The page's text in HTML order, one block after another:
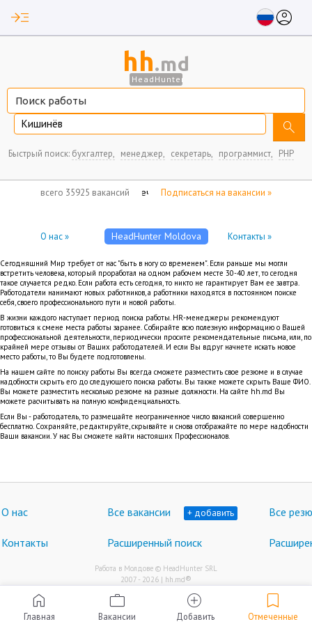
read_more account_circle
hh.md
HeadHunter
Кишинёв search
Быстрый поиск: бухгалтер, менеджер, секретарь, программист, PHP
всего 35925 вакансий Подписаться на вакансии »
нет отмеченных вакансий
О нас » Контакты »
HeadHunter Moldova
Сегодняшний Мир требует от нас "быть в ногу со временем". Если раньше мы могли
встретить человека, который проработал на одном рабочем месте 30-40 лет, то сегодня
такое случается редко. Если работа есть сегодня, то никто не гарантирует Вам ее завтра.
Работодатели нанимают новых работников, а работники находятся в постоянном поиске
себя, своего профессионального пути и новой работы.
В жизни каждого наступает период поиска работы. HR-менеджеры рекомендуют
готовиться к смене места работы заранее. Собирайте всю полезную информацию о Вашей
профессиональной деятельности, периодически просите рекомендательные письма, или, по
крайней мере отзывы от Ваших работодателей. И если Вы вдруг начнете искать новое
место работы, то Вы будете подготовлены.
На нашем сайте по поиску работы Вы всегда сможете разместить свое резюме и в случае
надобности скрыть его до следующего поиска работы. Вы также можете скрыть Ваше ФИО.
Вы можете разместить несколько резюме на разные должности. На сайте hh.md Вы
можете расчитывать на полную конфиденциальность.
Если Вы - работодатель, то размещайте неограниченное число вакансий совершенно
бесплатно. Сохраняйте, редактируйте, скрывайте и снова отображайте по мере надобности
Ваши вакансии. У нас Вы сможете найти настоящих Профессионалов.
home
Главная
work
Вакансии
add_circle
Добавить
bookmark
Отмеченные
О нас Все вакансии + добавить Все
Контакты Расширенный поиск
Работа в Молдове © HeadHunter SRL
2007 - 2026 | hh.md®